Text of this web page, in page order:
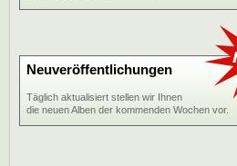
Neuveröffentlichungen
Täglich aktualisiert stellen wir Ihnen
die neuen Alben der kommenden Wochen vor.